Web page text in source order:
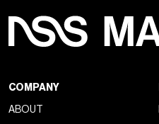
COMPANY
ABOUT